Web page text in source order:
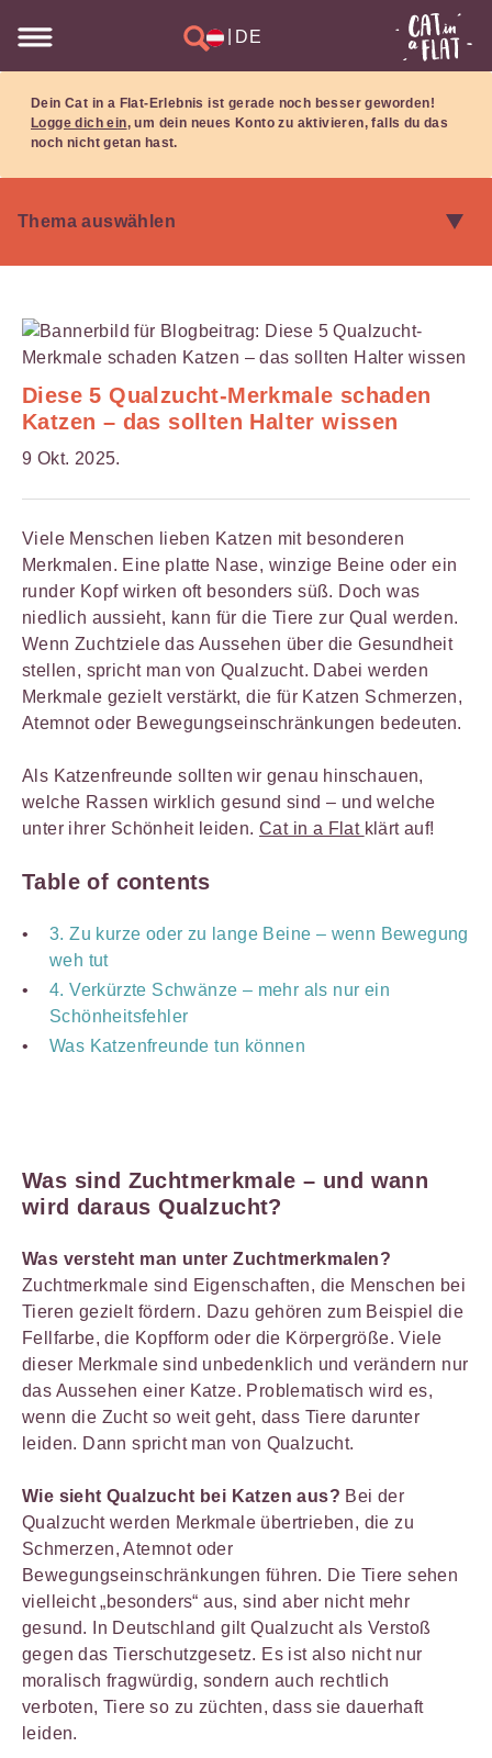
DE
Dein Cat in a Flat-Erlebnis ist gerade noch besser geworden!
Logge dich ein, um dein neues Konto zu aktivieren, falls du das
noch nicht getan hast.
Diese 5 Qualzucht-Merkmale schaden
Katzen – das sollten Halter wissen
9 Okt. 2025.
Viele Menschen lieben Katzen mit besonderen
Merkmalen. Eine platte Nase, winzige Beine oder ein
runder Kopf wirken oft besonders süß. Doch was
niedlich aussieht, kann für die Tiere zur Qual werden.
Wenn Zuchtziele das Aussehen über die Gesundheit
stellen, spricht man von Qualzucht. Dabei werden
Merkmale gezielt verstärkt, die für Katzen Schmerzen,
Atemnot oder Bewegungseinschränkungen bedeuten.
Als Katzenfreunde sollten wir genau hinschauen,
welche Rassen wirklich gesund sind – und welche
unter ihrer Schönheit leiden. Cat in a Flat klärt auf!
Table of contents
3. Zu kurze oder zu lange Beine – wenn Bewegung
weh tut
4. Verkürzte Schwänze – mehr als nur ein
Schönheitsfehler
Was Katzenfreunde tun können
Was sind Zuchtmerkmale – und wann
wird daraus Qualzucht?
Was versteht man unter Zuchtmerkmalen?
Zuchtmerkmale sind Eigenschaften, die Menschen bei
Tieren gezielt fördern. Dazu gehören zum Beispiel die
Fellfarbe, die Kopfform oder die Körpergröße. Viele
dieser Merkmale sind unbedenklich und verändern nur
das Aussehen einer Katze. Problematisch wird es,
wenn die Zucht so weit geht, dass Tiere darunter
leiden. Dann spricht man von Qualzucht.
Wie sieht Qualzucht bei Katzen aus? Bei der
Qualzucht werden Merkmale übertrieben, die zu
Schmerzen, Atemnot oder
Bewegungseinschränkungen führen. Die Tiere sehen
vielleicht „besonders“ aus, sind aber nicht mehr
gesund. In Deutschland gilt Qualzucht als Verstoß
gegen das Tierschutzgesetz. Es ist also nicht nur
moralisch fragwürdig, sondern auch rechtlich
verboten, Tiere so zu züchten, dass sie dauerhaft
leiden.